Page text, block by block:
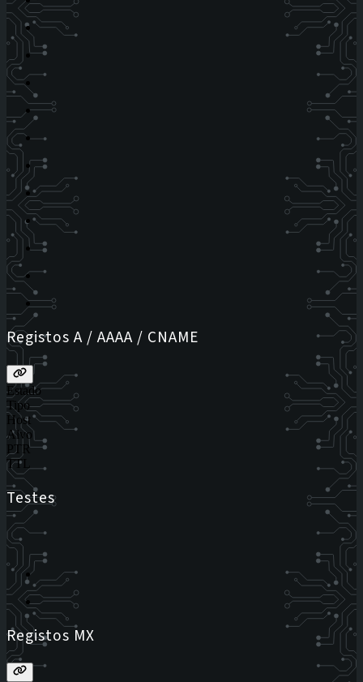
Registos A / AAAA / CNAME
Estado
Tipo
Host
Alvo
PTR
TTL
Testes
Registos MX